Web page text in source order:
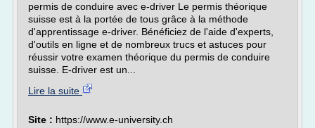
permis de conduire avec e-driver Le permis théorique
suisse est à la portée de tous grâce à la méthode
d'apprentissage e-driver. Bénéficiez de l'aide d'experts,
d'outils en ligne et de nombreux trucs et astuces pour
réussir votre examen théorique du permis de conduire
suisse. E-driver est un...
Lire la suite
Site : https://www.e-university.ch